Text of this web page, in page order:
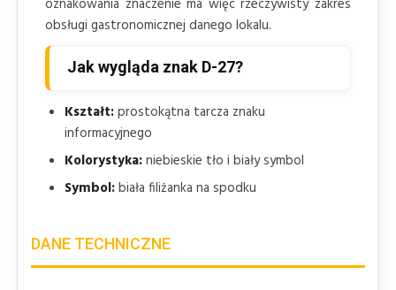
obsługi gastronomicznej danego lokalu.
Jak wygląda znak D-27?
Kształt:prostokątna tarcza znaku
informacyjnego
Kolorystyka:niebieskie tło i biały symbol
Symbol:biała filiżanka na spodku
DANE TECHNICZNE